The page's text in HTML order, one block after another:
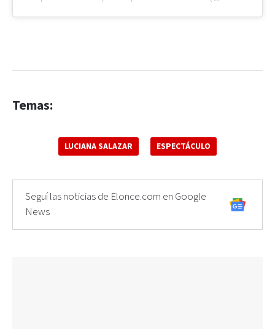
Temas:
LUCIANA SALAZAR ESPECTÁCULO
Seguí las noticias de Elonce.com en Google
News